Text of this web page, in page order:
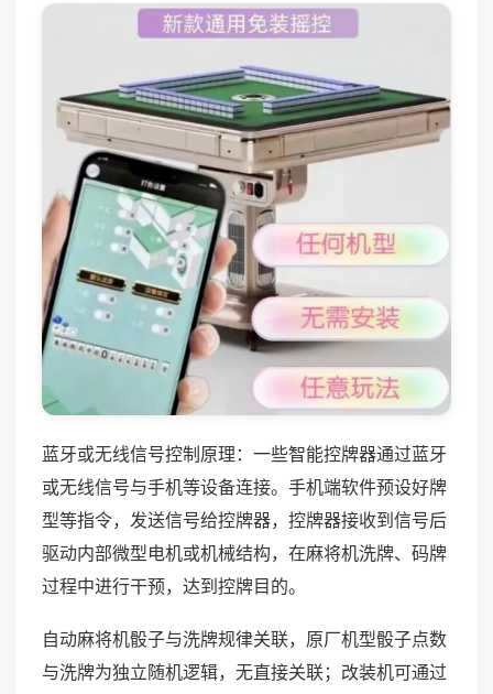
蓝牙或无线信号控制原理：一些智能控牌器通过蓝牙
或无线信号与手机等设备连接。手机端软件预设好牌
型等指令，发送信号给控牌器，控牌器接收到信号后
驱动内部微型电机或机械结构，在麻将机洗牌、码牌
过程中进行干预，达到控牌目的。
自动麻将机骰子与洗牌规律关联，原厂机型骰子点数
与洗牌为独立随机逻辑，无直接关联；改装机可通过